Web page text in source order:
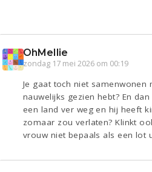
OhMellie
zondag 17 mei 2026 om 00:19
Je gaat toch niet
nauwelijks gezien hebt? En
een land ver weg en hij heeft
zomaar zou verlaten? Klinkt
vrouw niet bepaals als een lot